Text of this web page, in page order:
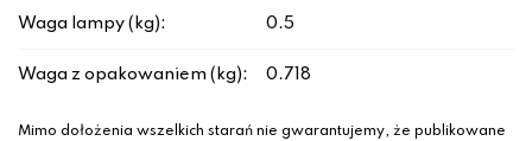
Waga lampy (kg): 0.5
Waga z opakowaniem (kg): 0.718
Mimo dołożenia wszelkich starań nie gwarantujemy, że publikowane